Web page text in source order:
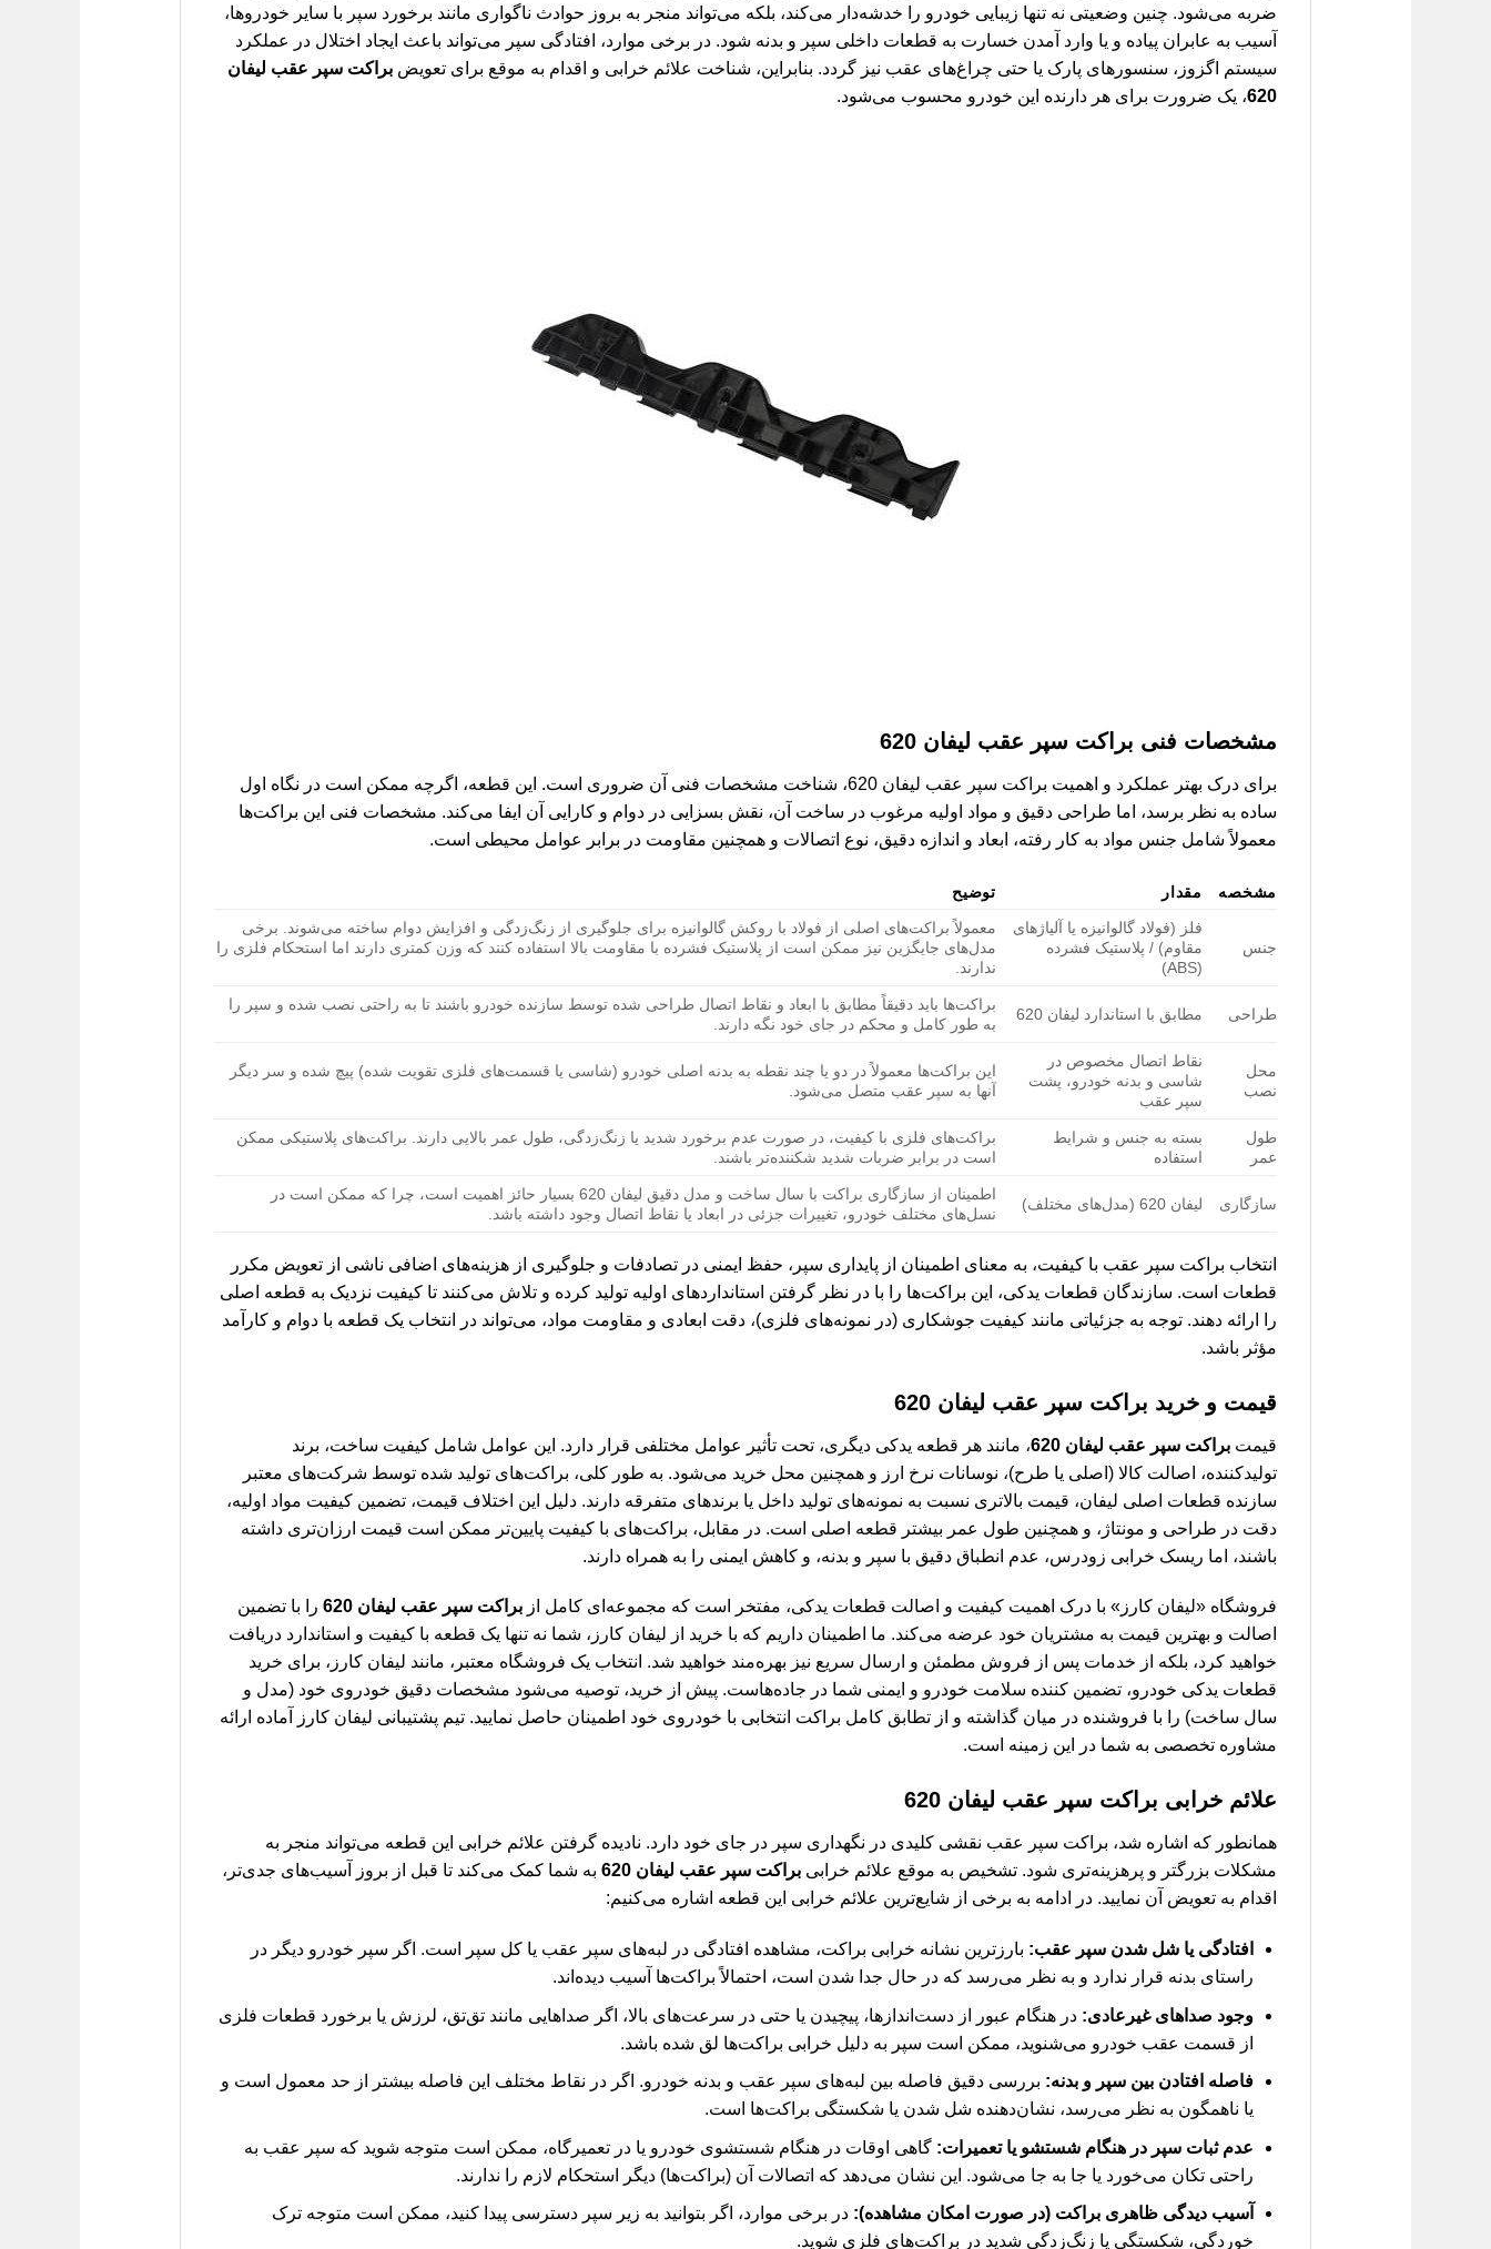
ضربه می‌شود. چنین وضعیتی نه تنها زیبایی خودرو را خدشه‌دار می‌کند، بلکه می‌تواند منجر به بروز حوادث ناگواری مانند برخورد سپر با سایر خودروها،
آسیب به عابران پیاده و یا وارد آمدن خسارت به قطعات داخلی سپر و بدنه شود. در برخی موارد، افتادگی سپر می‌تواند باعث ایجاد اختلال در عملکرد
سیستم اگزوز، سنسورهای پارک یا حتی چراغ‌های عقب نیز گردد. بنابراین، شناخت علائم خرابی و اقدام به موقع برای تعویض براکت سپر عقب لیفان
620، یک ضرورت برای هر دارنده این خودرو محسوب می‌شود.
مشخصات فنی براکت سپر عقب لیفان 620
برای درک بهتر عملکرد و اهمیت براکت سپر عقب لیفان 620، شناخت مشخصات فنی آن ضروری است. این قطعه، اگرچه ممکن است در نگاه اول
ساده به نظر برسد، اما طراحی دقیق و مواد اولیه مرغوب در ساخت آن، نقش بسزایی در دوام و کارایی آن ایفا می‌کند. مشخصات فنی این براکت‌ها
معمولاً شامل جنس مواد به کار رفته، ابعاد و اندازه دقیق، نوع اتصالات و همچنین مقاومت در برابر عوامل محیطی است.
مشخصه مقدار توضیح
جنس
فلز (فولاد گالوانیزه یا آلیاژهای
مقاوم) / پلاستیک فشرده
(ABS)
معمولاً براکت‌های اصلی از فولاد با روکش گالوانیزه برای جلوگیری از زنگ‌زدگی و افزایش دوام ساخته می‌شوند. برخی
مدل‌های جایگزین نیز ممکن است از پلاستیک فشرده با مقاومت بالا استفاده کنند که وزن کمتری دارند اما استحکام فلزی را
ندارند.
طراحی مطابق با استاندارد لیفان 620
براکت‌ها باید دقیقاً مطابق با ابعاد و نقاط اتصال طراحی شده توسط سازنده خودرو باشند تا به راحتی نصب شده و سپر را
به طور کامل و محکم در جای خود نگه دارند.
محل
نصب
نقاط اتصال مخصوص در
شاسی و بدنه خودرو، پشت
سپر عقب
این براکت‌ها معمولاً در دو یا چند نقطه به بدنه اصلی خودرو (شاسی یا قسمت‌های فلزی تقویت شده) پیچ شده و سر دیگر
آنها به سپر عقب متصل می‌شود.
طول
عمر
بسته به جنس و شرایط
استفاده
براکت‌های فلزی با کیفیت، در صورت عدم برخورد شدید یا زنگ‌زدگی، طول عمر بالایی دارند. براکت‌های پلاستیکی ممکن
است در برابر ضربات شدید شکننده‌تر باشند.
سازگاری لیفان 620 (مدل‌های مختلف)
اطمینان از سازگاری براکت با سال ساخت و مدل دقیق لیفان 620 بسیار حائز اهمیت است، چرا که ممکن است در
نسل‌های مختلف خودرو، تغییرات جزئی در ابعاد یا نقاط اتصال وجود داشته باشد.
انتخاب براکت سپر عقب با کیفیت، به معنای اطمینان از پایداری سپر، حفظ ایمنی در تصادفات و جلوگیری از هزینه‌های اضافی ناشی از تعویض مکرر
قطعات است. سازندگان قطعات یدکی، این براکت‌ها را با در نظر گرفتن استانداردهای اولیه تولید کرده و تلاش می‌کنند تا کیفیت نزدیک به قطعه اصلی
را ارائه دهند. توجه به جزئیاتی مانند کیفیت جوشکاری (در نمونه‌های فلزی)، دقت ابعادی و مقاومت مواد، می‌تواند در انتخاب یک قطعه با دوام و کارآمد
مؤثر باشد.
قیمت و خرید براکت سپر عقب لیفان 620
قیمت براکت سپر عقب لیفان 620
، مانند هر قطعه یدکی دیگری، تحت تأثیر عوامل مختلفی قرار دارد. این عوامل شامل کیفیت ساخت، برند
تولیدکننده، اصالت کالا (اصلی یا طرح)، نوسانات نرخ ارز و همچنین محل خرید می‌شود. به طور کلی، براکت‌های تولید شده توسط شرکت‌های معتبر
سازنده قطعات اصلی لیفان، قیمت بالاتری نسبت به نمونه‌های تولید داخل یا برندهای متفرقه دارند. دلیل این اختلاف قیمت، تضمین کیفیت مواد اولیه،
دقت در طراحی و مونتاژ، و همچنین طول عمر بیشتر قطعه اصلی است. در مقابل، براکت‌های با کیفیت پایین‌تر ممکن است قیمت ارزان‌تری داشته
باشند، اما ریسک خرابی زودرس، عدم انطباق دقیق با سپر و بدنه، و کاهش ایمنی را به همراه دارند.
فروشگاه «لیفان کارز» با درک اهمیت کیفیت و اصالت قطعات یدکی، مفتخر است که مجموعه‌ای کامل از براکت سپر عقب لیفان 620
را با تضمین
اصالت و بهترین قیمت به مشتریان خود عرضه می‌کند. ما اطمینان داریم که با خرید از لیفان کارز، شما نه تنها یک قطعه با کیفیت و استاندارد دریافت
خواهید کرد، بلکه از خدمات پس از فروش مطمئن و ارسال سریع نیز بهره‌مند خواهید شد. انتخاب یک فروشگاه معتبر، مانند لیفان کارز، برای خرید
قطعات یدکی خودرو، تضمین کننده سلامت خودرو و ایمنی شما در جاده‌هاست. پیش از خرید، توصیه می‌شود مشخصات دقیق خودروی خود (مدل و
سال ساخت) را با فروشنده در میان گذاشته و از تطابق کامل براکت انتخابی با خودروی خود اطمینان حاصل نمایید. تیم پشتیبانی لیفان کارز آماده ارائه
مشاوره تخصصی به شما در این زمینه است.
علائم خرابی براکت سپر عقب لیفان 620
همانطور که اشاره شد، براکت سپر عقب نقشی کلیدی در نگهداری سپر در جای خود دارد. نادیده گرفتن علائم خرابی این قطعه می‌تواند منجر به
مشکلات بزرگتر و پرهزینه‌تری شود. تشخیص به موقع علائم خرابی براکت سپر عقب لیفان 620
به شما کمک می‌کند تا قبل از بروز آسیب‌های جدی‌تر،
اقدام به تعویض آن نمایید. در ادامه به برخی از شایع‌ترین علائم خرابی این قطعه اشاره می‌کنیم:
افتادگی یا شل شدن سپر عقب: بارزترین نشانه خرابی براکت، مشاهده افتادگی در لبه‌های سپر عقب یا کل سپر است. اگر سپر خودرو دیگر در
راستای بدنه قرار ندارد و به نظر می‌رسد که در حال جدا شدن است، احتمالاً براکت‌ها آسیب دیده‌اند.
وجود صداهای غیرعادی: در هنگام عبور از دست‌اندازها، پیچیدن یا حتی در سرعت‌های بالا، اگر صداهایی مانند تق‌تق، لرزش یا برخورد قطعات فلزی
از قسمت عقب خودرو می‌شنوید، ممکن است سپر به دلیل خرابی براکت‌ها لق شده باشد.
فاصله افتادن بین سپر و بدنه: بررسی دقیق فاصله بین لبه‌های سپر عقب و بدنه خودرو. اگر در نقاط مختلف این فاصله بیشتر از حد معمول است و
یا ناهمگون به نظر می‌رسد، نشان‌دهنده شل شدن یا شکستگی براکت‌ها است.
عدم ثبات سپر در هنگام شستشو یا تعمیرات: گاهی اوقات در هنگام شستشوی خودرو یا در تعمیرگاه، ممکن است متوجه شوید که سپر عقب به
راحتی تکان می‌خورد یا جا به جا می‌شود. این نشان می‌دهد که اتصالات آن (براکت‌ها) دیگر استحکام لازم را ندارند.
آسیب دیدگی ظاهری براکت (در صورت امکان مشاهده): در برخی موارد، اگر بتوانید به زیر سپر دسترسی پیدا کنید، ممکن است متوجه ترک
خوردگی، شکستگی یا زنگ‌زدگی شدید در براکت‌های فلزی شوید.